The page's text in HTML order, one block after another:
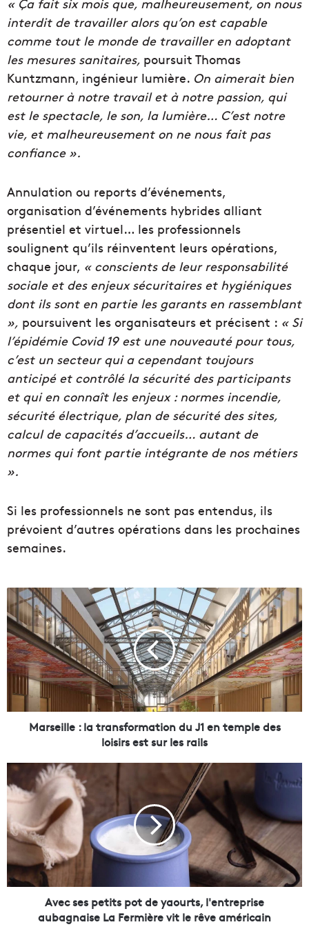
interdit de travailler alors qu’on est capable
comme tout le monde de travailler en adoptant
les mesures sanitaires, poursuit Thomas
Kuntzmann, ingénieur lumière. On aimerait bien
retourner à notre travail et à notre passion, qui
est le spectacle, le son, la lumière… C’est notre
vie, et malheureusement on ne nous fait pas
confiance ».
Annulation ou reports d’événements,
organisation d’événements hybrides alliant
présentiel et virtuel… les professionnels
soulignent qu’ils réinventent leurs opérations,
chaque jour, « conscients de leur responsabilité
sociale et des enjeux sécuritaires et hygiéniques
dont ils sont en partie les garants en rassemblant
», poursuivent les organisateurs et précisent : « Si
l’épidémie Covid 19 est une nouveauté pour tous,
c’est un secteur qui a cependant toujours
anticipé et contrôlé la sécurité des participants
et qui en connaît les enjeux : normes incendie,
sécurité électrique, plan de sécurité des sites,
calcul de capacités d’accueils… autant de
normes qui font partie intégrante de nos métiers
».
Si les professionnels ne sont pas entendus, ils
prévoient d’autres opérations dans les prochaines
semaines.
M
a
r
s
e
i
e
t
r
a
n
s
f
r
m
Marseille : la transformation du J1 en temple des
loisirs est sur les rails
A
v
e
c
s
e
s
p
e
Avec ses petits pot de yaourts, l'entreprise
aubagnaise La Fermière vit le rêve américain